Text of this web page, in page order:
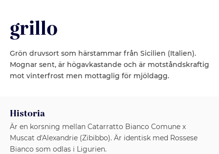
grillo
Grön druvsort som härstammar från Sicilien (Italien).
Mognar sent, är högavkastande och är motståndskraftig
mot vinterfrost men mottaglig för mjöldagg.
Historia
Är en korsning mellan Catarratto Bianco Comune x
Muscat d'Alexandrie (Zibibbo). Är identisk med Rossese
Bianco som odlas i Ligurien.